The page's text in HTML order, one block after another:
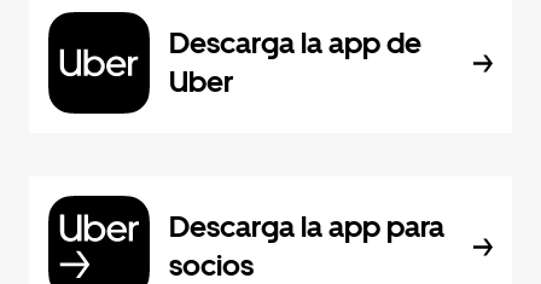
Descarga la app de
Uber
Descarga la app para
socios